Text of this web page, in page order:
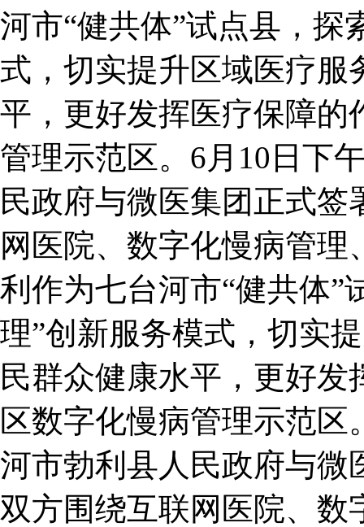
河市“健共体”试点县，探
式，切实提升区域医疗服
平，更好发挥医疗保障的
管理示范区。6月10日下
民政府与微医集团正式
网医院、数字化慢病管
利作为七台河市“健共体”
理”创新服务模式，切实
民群众健康水平，更好
区数字化慢病管理示范区
河市勃利县人民政府与微
双方围绕互联网医院、